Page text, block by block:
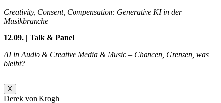
Creativity, Consent, Compensation: Generative KI in der
Musikbranche
12.09. | Talk & Panel
AI in Audio & Creative Media & Music – Chancen, Grenzen, was
bleibt?
X
Derek von Krogh